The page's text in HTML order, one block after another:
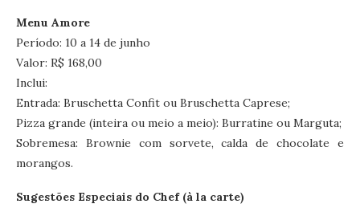
Menu Amore
Período: 10 a 14 de junho
Valor: R$ 168,00
Inclui:
Entrada: Bruschetta Confit ou Bruschetta Caprese;
Pizza grande (inteira ou meio a meio): Burratine ou Marguta;
Sobremesa: Brownie com sorvete, calda de chocolate e
morangos.
Sugestões Especiais do Chef (à la carte)